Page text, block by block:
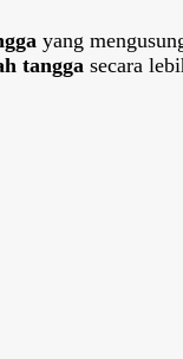
yang
tangga secara